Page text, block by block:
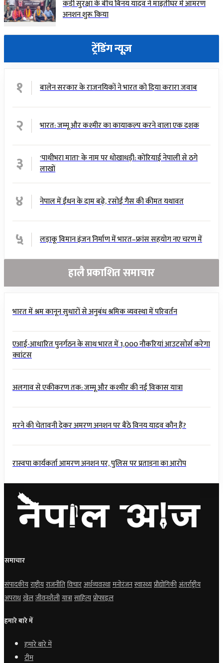
कड़ी सुरक्षा के बीच बिनय यादव ने माइतीघर में आमरण
अनशन शुरू किया
ट्रेंडिंग न्यूज़
१ बालेन सरकार के राजनयिकों ने भारत को दिया करारा जवाब
२ भारत: जम्मू और कश्मीर का कायाकल्प करने वाला एक दशक
३
'पाथीभरा माता' के नाम पर धोखाधड़ी: कोरियाई नेपाली से ठगे
लाखों
४ नेपाल में ईंधन के दाम बढ़े, रसोई गैस की कीमत यथावत
५ लड़ाकू विमान इंजन निर्माण में भारत–फ्रांस सहयोग नए चरण में
हालै प्रकाशित समाचार
भारत में श्रम कानून सुधारों से अनुबंध श्रमिक व्यवस्था में परिवर्तन
एआई-आधारित पुनर्गठन के साथ भारत में 1,000 नौकरियां आउटसोर्स करेगा
क्वांटस
अलगाव से एकीकरण तक: जम्मू और कश्मीर की नई विकास यात्रा
मरने की चेतावनी देकर अमरण अनशन पर बैठे विनय यादव कौन हैं?
रास्वपा कार्यकर्ता आमरण अनशन पर, पुलिस पर प्रताड़ना का आरोप
समाचार
संपादकीयराष्ट्रीयराजनीतिविचारअर्थव्यवस्थामनोरंजनस्वास्थ्यप्रौद्योगिकीअंतर्राष्ट्रीय
अपराधखेलजीवनशैलीयात्रासाहित्यप्रोफाइल
हमारे बारे में
हमारे बारे में
टीम